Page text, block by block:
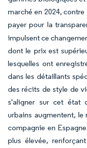
marché en 2024,
payer pour la
impulsent ce
dont le prix est
lesquelles ont
dans les détaillants
des récits de style de
s'aligner sur cet état
urbains augmentent, le
compagnie en
plus élevée,